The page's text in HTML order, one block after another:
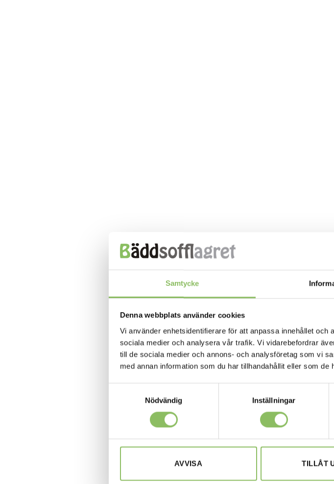
Samtycke
Denna webbplats använder cookies
Vi använder enhetsidentifierare för att anpassa innehållet och
sociala medier och analysera vår trafik. Vi vidarebefordrar
till de sociala medier och annons- och analysföretag som vi
med annan information som du har tillhandahållit eller som
Nödvändig
Inställningar
AVVISA TILLÅT